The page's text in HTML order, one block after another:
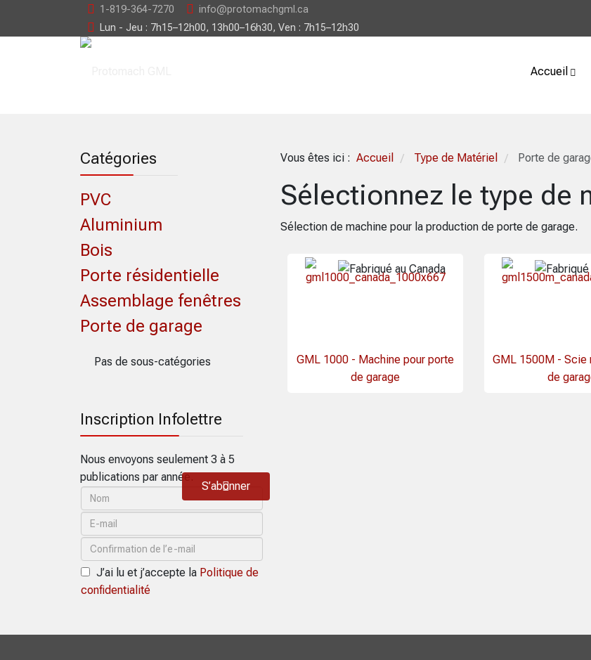
1-819-364-7270
info@protomachgml.ca
Lun - Jeu : 7h15–12h00, 13h00–16h30, Ven : 7h15–12h30
Accueil
Catégories
PVC
Aluminium
Bois
Porte résidentielle
Assemblage fenêtres
Porte de garage
Pas de sous-catégories
Inscription Infolettre
Nous envoyons seulement 3 à 5
publications par année.
J’ai lu et j’accepte la Politique de
confidentialité
S’abonner
Vous êtes ici : Accueil / Type de Matériel / Porte de
Sélectionnez le type de
Sélection de machine pour la production de porte de garage.
GML 1000 - Machine pour porte
de garage
GML 1500M - Scie
de